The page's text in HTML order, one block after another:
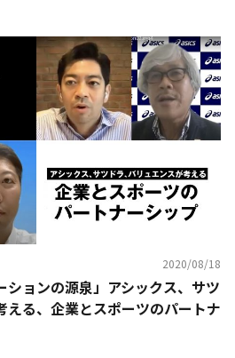
2020/08/18
ションの源泉」アシックス、サツ
える、企業とスポーツのパートナ